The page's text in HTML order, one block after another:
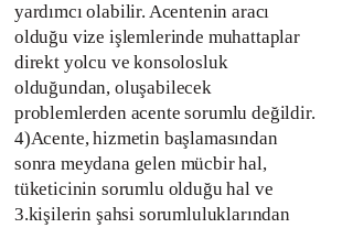
yardımcı olabilir. Acentenin aracı
olduğu vize işlemlerinde muhattaplar
direkt yolcu ve konsolosluk
olduğundan, oluşabilecek
problemlerden acente sorumlu değildir.
4)Acente, hizmetin başlamasından
sonra meydana gelen mücbir hal,
tüketicinin sorumlu olduğu hal ve
3.kişilerin şahsi sorumluluklarından